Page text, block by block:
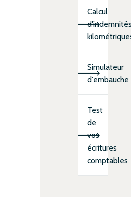
Calcul
Simulateur
d'embauche
Test
de
vos
écritures
comptables